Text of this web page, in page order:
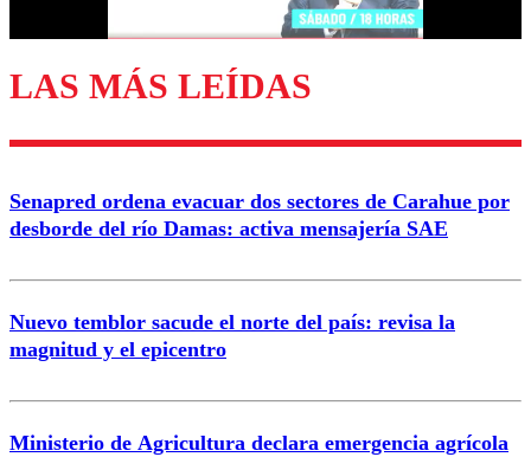
Enviar comentario
LAS MÁS LEÍDAS
Senapred ordena evacuar dos sectores de Carahue por
desborde del río Damas: activa mensajería SAE
Nuevo temblor sacude el norte del país: revisa la
magnitud y el epicentro
Ministerio de Agricultura declara emergencia agrícola